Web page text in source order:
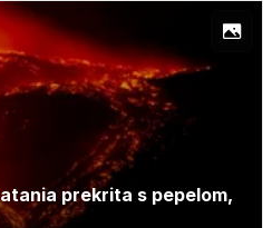
prekrita s pepelom,